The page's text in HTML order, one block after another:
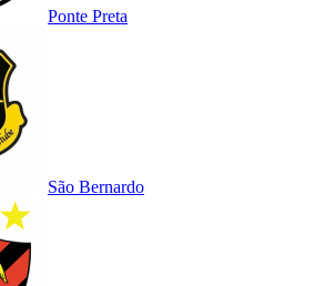
Ponte Preta
São Bernardo